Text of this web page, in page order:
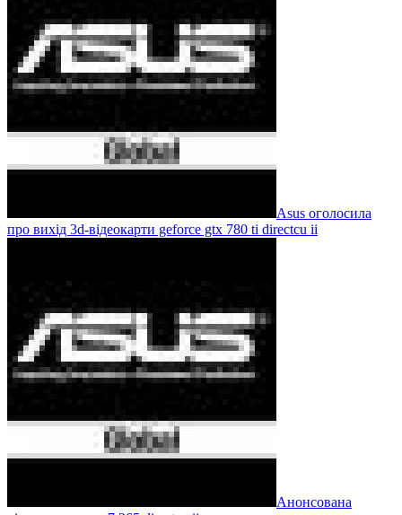
Asus оголосила
про вихід 3d-відеокарти geforce gtx 780 ti directcu ii
Анонсована